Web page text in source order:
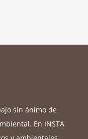
sin ánimo de
En INSTA